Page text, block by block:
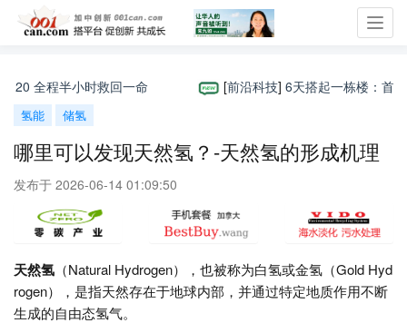
程半小时救回一命 前沿科技] 6天搭起一栋楼：首开集团
氢能 储氢
哪里可以发现天然氢？-天然氢的形成机理
发布于 2026-06-14 01:09:50
天然氢 （Natural Hydrogen），也被称为白氢或金氢（Gold Hyd
rogen），是指天然存在于地球内部，并通过特定地质作用不断
生成的自由态氢气。